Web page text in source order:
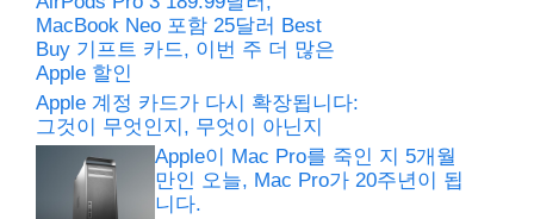
MacBook Neo 포함 25달러 Best
Buy 기프트 카드, 이번 주 더 많은
Apple 할인
Apple 계정 카드가 다시 확장됩니다:
그것이 무엇인지, 무엇이 아닌지
Apple이 Mac Pro를 죽인 지 5개월
만인 오늘, Mac Pro가 20주년이 됩
니다.